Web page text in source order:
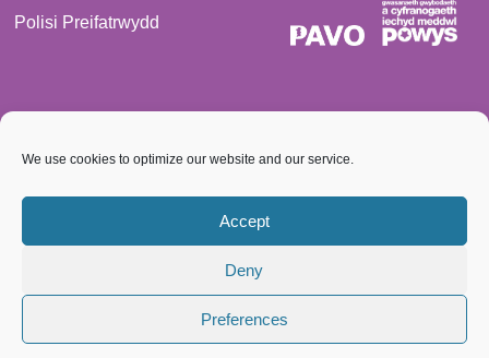
We use cookies to optimize our website and our service.
Accept
Deny
Preferences
Polisi Preifatrwydd
Cwmni cyfyngedig trwy warrant, rhif 3522144. Cofrestrwyd yng